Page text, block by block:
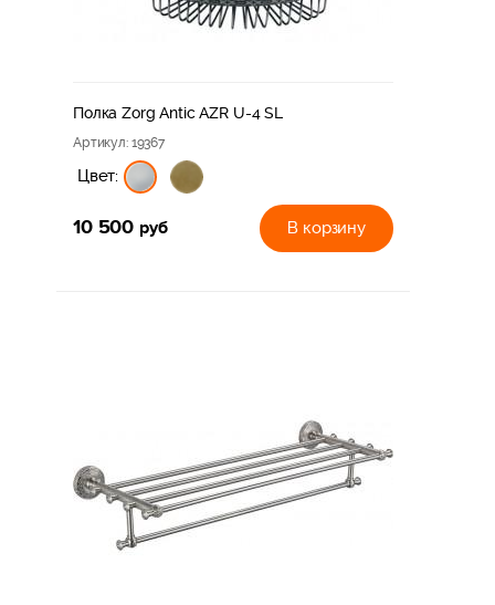
Полка Zorg Antic AZR U-4 SL
Артикул: 19367
Цвет:
10 500 руб В корзину